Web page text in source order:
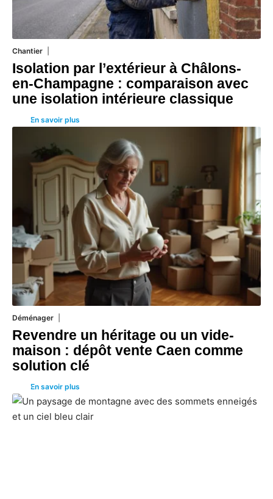
Chantier
Isolation par l’extérieur à Châlons-
en-Champagne : comparaison avec
une isolation intérieure classique
En savoir plus
Déménager
Revendre un héritage ou un vide-
maison : dépôt vente Caen comme
solution clé
En savoir plus